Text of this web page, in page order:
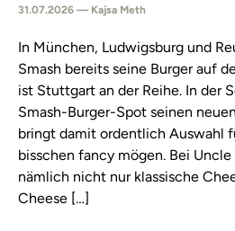
31.07.2026 — Kajsa Meth
In München, Ludwigsburg und
Smash bereits seine Burger auf
ist Stuttgart an der Reihe. In der
Smash-Burger-Spot seinen
bringt damit ordentlich Auswahl
bisschen fancy mögen. Bei
nämlich nicht nur klassische
Cheese […]